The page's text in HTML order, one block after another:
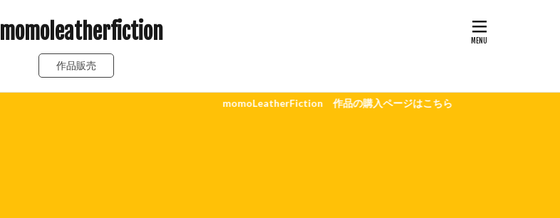
momoleatherfiction
作品販売
momoLeatherFiction 作品の購入ページはこちら